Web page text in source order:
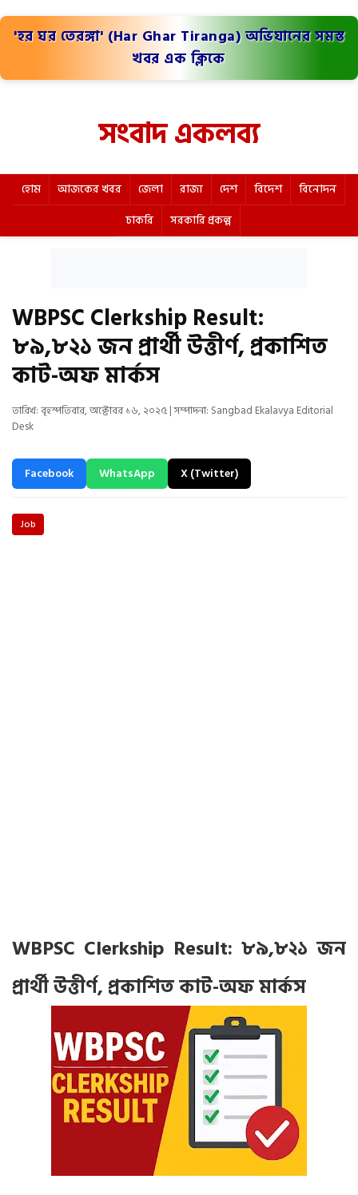
'হর ঘর তেরঙ্গা' (Har Ghar Tiranga) অভিযানের সমস্ত
খবর এক ক্লিকে
সংবাদ একলব্য
হোম আজকের খবর জেলা রাজ্য দেশ বিদেশ
বিনোদন
চাকরি
সরকারি প্রকল্প
WBPSC Clerkship Result:
৮৯,৮২১ জন প্রার্থী উত্তীর্ণ, প্রকাশিত
কাট-অফ মার্কস
তারিখ: বৃহস্পতিবার, অক্টোবর ১৬, ২০২৫ | সম্পাদনা: Sangbad Ekalavya Editorial
Desk
Facebook WhatsApp X (Twitter)
Job
WBPSC Clerkship Result: ৮৯,৮২১ জন
প্রার্থী উত্তীর্ণ, প্রকাশিত কাট-অফ মার্কস